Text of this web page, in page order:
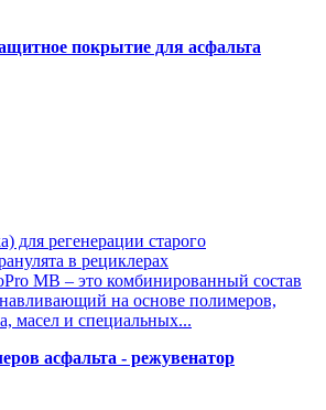
покрытие для асфальта
для регенерации старого
в рециклерах
MB – это комбинированный состав
на основе полимеров,
масел и специальных...
асфальта - режувенатор